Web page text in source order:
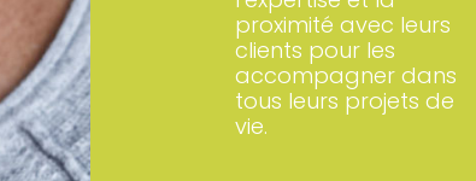
proximité avec leurs
clients pour les
accompagner dans
tous leurs projets de
vie.